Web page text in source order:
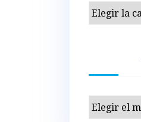
Categorías
Archivos